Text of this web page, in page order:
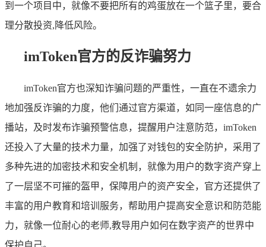
到一个项目中，就像不要把所有的鸡蛋放在一个篮子里，要合
理分散投资,降低风险。
imToken官方的反诈骗努力
imToken官方也深知诈骗问题的严重性，一直在不遗余力
地加强反诈骗的力度，他们通过官方渠道，如同一座信息的广
播站，及时发布诈骗预警信息，提醒用户注意防范，imToken
还投入了大量的技术力量，加强了对钱包的安全防护，采用了
多种先进的加密技术和安全机制，就像为用户的数字资产穿上
了一层坚不可摧的盔甲，保障用户的资产安全，官方还提供了
丰富的用户教育和培训服务，帮助用户提高安全意识和防范能
力，就像一位耐心的老师,教导用户如何在数字资产的世界中